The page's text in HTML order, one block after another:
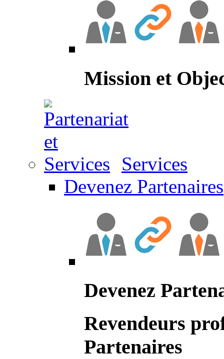
Mission et
Services
Devenez Partenaires
Devenez
Revendeurs
Partenaires